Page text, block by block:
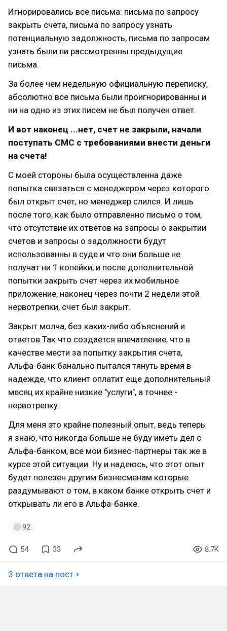
Игнорировались все письма: письма по запросу
закрыть счета, письма по запросу узнать
потенциальную задолжность, письма по запросам
узнать были ли рассмотренны предыдущие
письма.
За более чем недельную официальную переписку,
абсолютно все письма были проигнорированны и
ни на одно из этих писем не был получен ответ.
И вот наконец ...нет, счет не закрыли, начали
поступать СМС с требованиями внести деньги
на счета!
С моей стороны была осуществленна даже
попытка связаться с менеджером через которого
был открыт счет, но менеджер слился. И лишь
после того, как было отправленно письмо о том,
что отсутствие их ответов на запросы о закрытии
счетов и запросы о задолжности будут
использованны в суде и что они больше не
получат ни 1 копейки, и после дополнительной
попытки закрыть счет через их мобильное
приложение, наконец через почти 2 недели этой
нервотрепки, счет был закрыт.
Закрыт молча, без каких-либо объяснений и
ответов.Так что создается впечатление, что в
качестве мести за попытку закрытия счета,
Альфа-банк банально пытался тянуть время в
надежде, что клиент оплатит еще дополнительный
месяц их крайне низкие "услуги", а точнее -
нервотрепку.
Для меня это крайне полезный опыт, ведь теперь
я знаю, что никогда больше не буду иметь дел с
Альфа-банком, все мои бизнес-партнеры так же в
курсе этой ситуации. Ну и надеюсь, что этот опыт
будет полезен другим бизнесменам которые
раздумывают о том, в каком банке открыть счет и
открывать ли его в Альфа-банке.
92
54 33 8.7K
3 ответа на пост